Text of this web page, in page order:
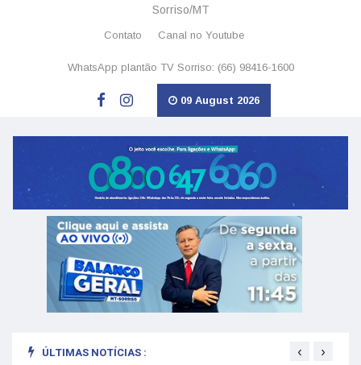
Sorriso/MT
Contato Canal no Youtube
WhatsApp plantão TV Sorriso: (66) 98416-1600
09 August 2026
ÚLTIMAS NOTÍCIAS : ‹ ›